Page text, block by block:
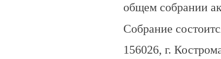
общем собрании
Собрание
156026, г.